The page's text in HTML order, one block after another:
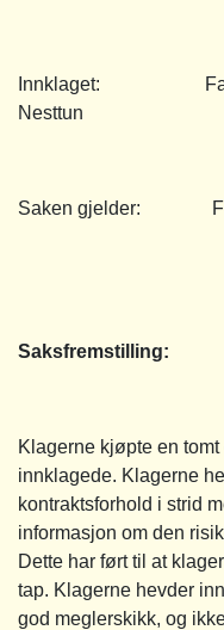
Innklaget: Fana
Nesttun
Saken gjelder: Feil/
Saksfremstilling:
Klagerne kjøpte en
innklagede. Klagerne
kontraktsforhold i strid
informasjon om den
Dette har ført til at
tap. Klagerne hevder
god meglerskikk, og